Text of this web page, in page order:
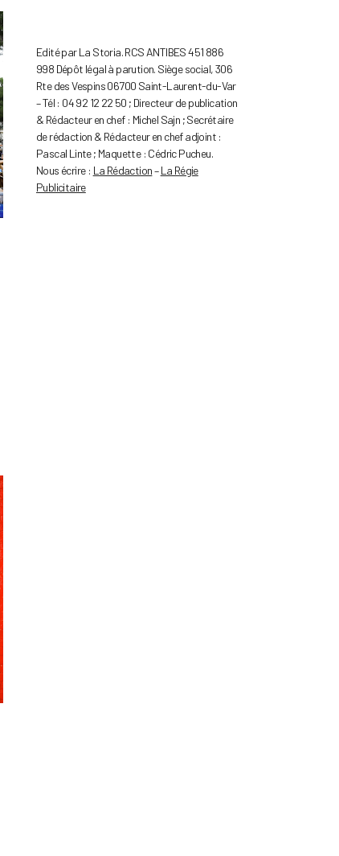
Edité par La Storia. RCS ANTIBES 451 886
998 Dépôt légal à parution. Siège social, 306
Rte des Vespins 06700 Saint-Laurent-du-Var
– Tél : 04 92 12 22 50 ; Directeur de publication
& Rédacteur en chef : Michel Sajn ; Secrétaire
de rédaction & Rédacteur en chef adjoint :
Pascal Linte ; Maquette : Cédric Pucheu.
Nous écrire : La Rédaction–La Régie
Publicitaire